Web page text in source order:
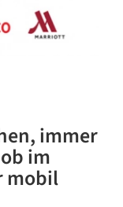
immer
im
mobil